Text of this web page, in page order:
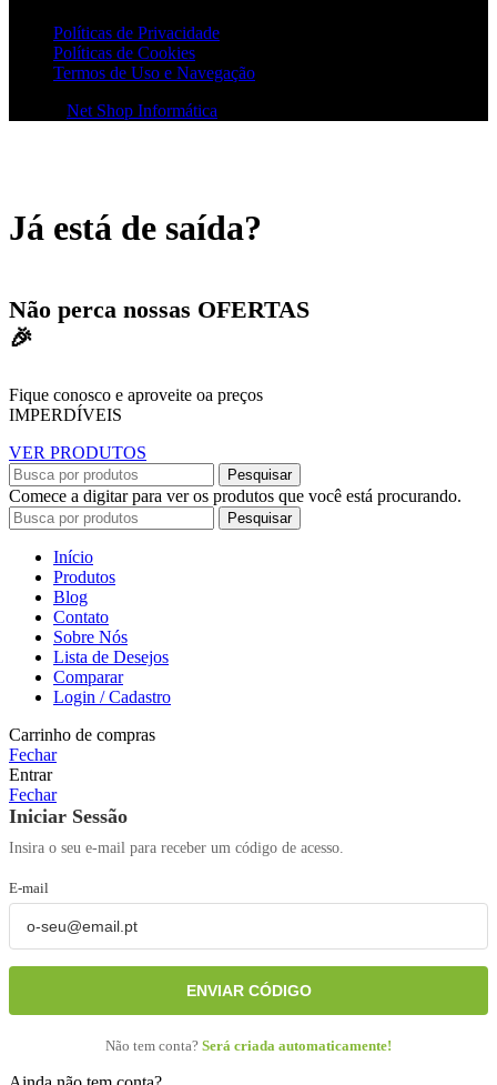
Políticas de Privacidade
Políticas de Cookies
Termos de Uso e Navegação
Net Shop Informática
Já está de saída?
Não perca nossas OFERTAS
🎉
Fique conosco e aproveite oa preços
IMPERDÍVEIS
VER PRODUTOS
Pesquisar
Comece a digitar para ver os produtos que você está procurando.
Pesquisar
Início
Produtos
Blog
Contato
Sobre Nós
Lista de Desejos
Comparar
Login / Cadastro
Carrinho de compras
Fechar
Entrar
Fechar
Iniciar Sessão
Insira o seu e-mail para receber um código de acesso.
E-mail
ENVIAR CÓDIGO
Não tem conta? Será criada automaticamente!